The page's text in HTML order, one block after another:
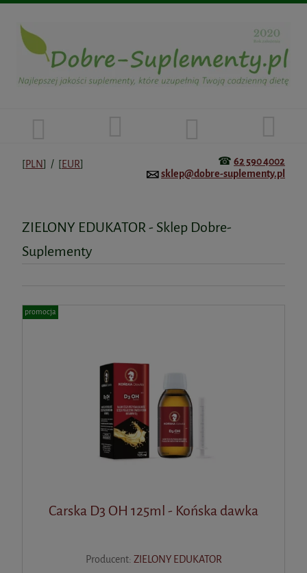
[PLN] / [EUR] ☎ 62 590 4002
sklep@dobre-suplementy.pl
ZIELONY EDUKATOR - Sklep Dobre-
Suplementy
Carska D3 OH 125ml - Końska dawka
Producent: ZIELONY EDUKATOR
promocja